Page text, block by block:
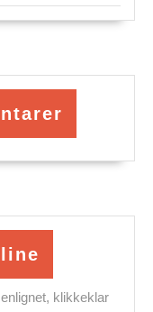
klikkeklar